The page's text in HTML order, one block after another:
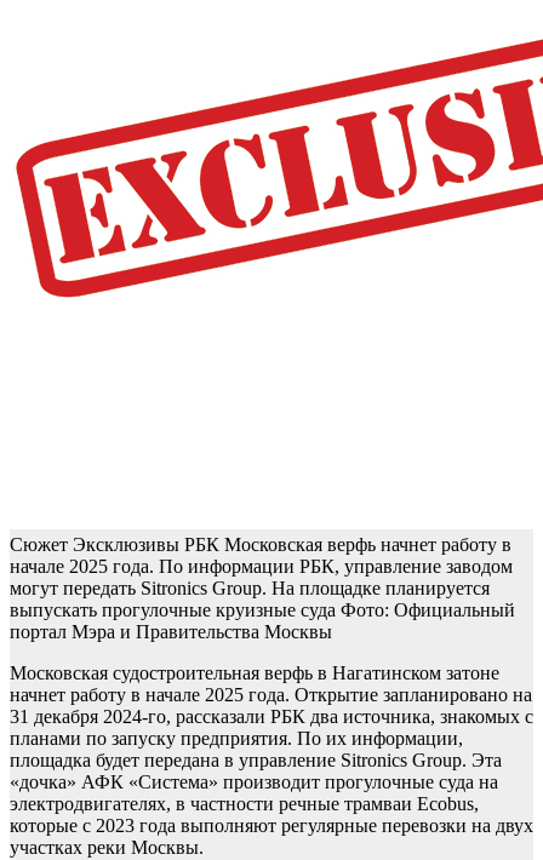
Сюжет Эксклюзивы РБК Московская верфь начнет работу в
начале 2025 года. По информации РБК, управление заводом
могут передать Sitronics Group. На площадке планируется
выпускать прогулочные круизные суда Фото: Официальный
портал Мэра и Правительства Москвы
Московская судостроительная верфь в Нагатинском затоне
начнет работу в начале 2025 года. Открытие запланировано на
31 декабря 2024-го, рассказали РБК два источника, знакомых с
планами по запуску предприятия. По их информации,
площадка будет передана в управление Sitronics Group. Эта
«дочка» АФК «Система» производит прогулочные суда на
электродвигателях, в частности речные трамваи Ecobus,
которые с 2023 года выполняют регулярные перевозки на двух
участках реки Москвы.